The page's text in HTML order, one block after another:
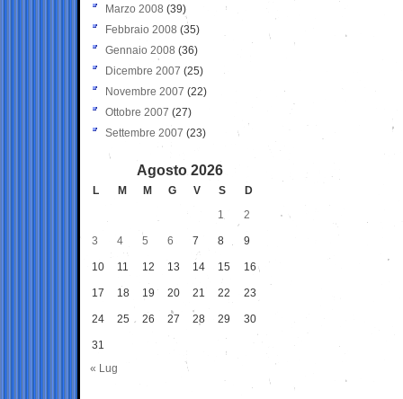
Marzo 2008 (39)
Febbraio 2008 (35)
Gennaio 2008 (36)
Dicembre 2007 (25)
Novembre 2007 (22)
Ottobre 2007 (27)
Settembre 2007 (23)
Agosto 2026
L M M G V S
D
1
2
3 4 5 6 7 8 9
10 11 12 13 14 15 16
17 18 19 20 21 22 23
24 25 26 27 28 29 30
31
« Lug